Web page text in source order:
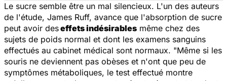
Le sucre semble être un mal silencieux. L'un des auteurs
de l'étude, James Ruff, avance que l'absorption de sucre
peut avoir deseffets indésirables même chez des
sujets de poids normal et dont les examens sanguins
effectués au cabinet médical sont normaux. "Même si les
souris ne deviennent pas obèses et n'ont que peu de
symptômes métaboliques, le test effectué montre